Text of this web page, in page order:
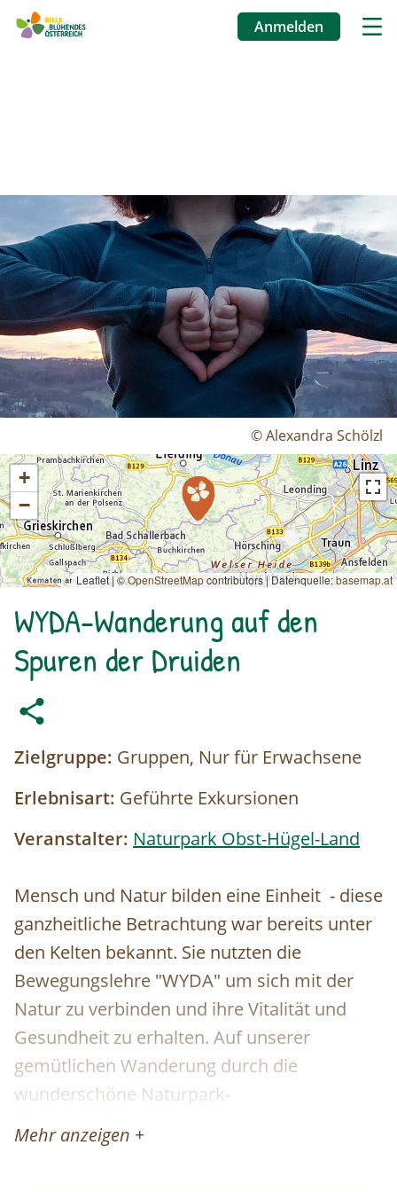
Anmelden
© Alexandra Schölzl
+
−
Leaflet | ©OpenStreetMapcontributors|Datenquelle:basemap.at
WYDA-Wanderung auf den
Spuren der Druiden
Zielgruppe: Gruppen, Nur für Erwachsene
Erlebnisart: Geführte Exkursionen
Veranstalter: Naturpark Obst-Hügel-Land
Mensch und Natur bilden eine Einheit - diese
ganzheitliche Betrachtung war bereits unter
den Kelten bekannt. Sie nutzten die
Bewegungslehre "WYDA" um sich mit der
Natur zu verbinden und ihre Vitalität und
Gesundheit zu erhalten. Auf unserer
gemütlichen Wanderung durch die
wunderschöne Naturpark-
Gemeinde Scharten pausieren wir an
Kraftplätzen, wo wir in diese sogenannte
Mehr anzeigen +